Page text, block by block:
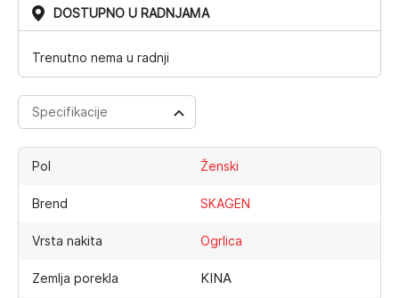
DOSTUPNO U RADNJAMA
Trenutno nema u radnji
Specifikacije
Pol Ženski
Brend SKAGEN
Vrsta nakita Ogrlica
Zemlja porekla KINA